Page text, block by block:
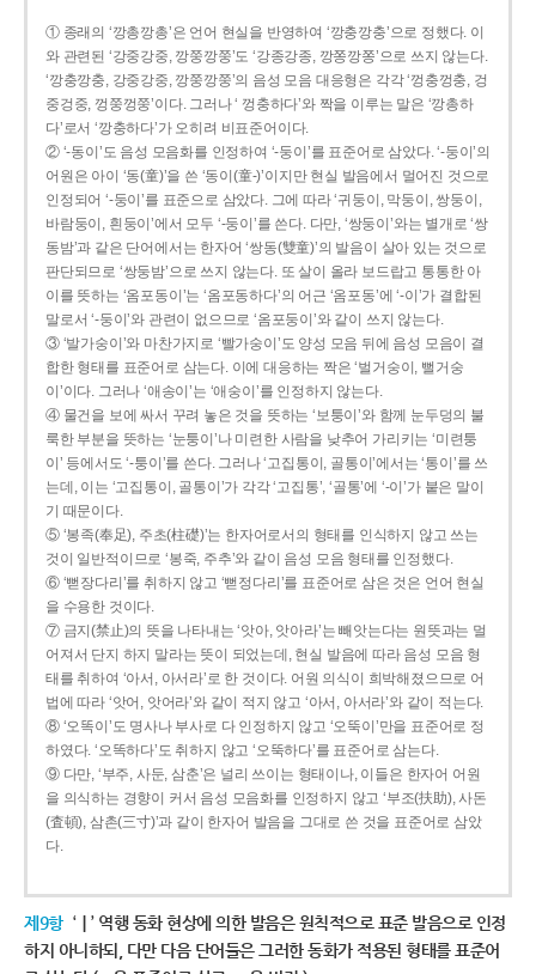
① 종래의 ‘깡총깡총’은 언어 현실을 반영하여 ‘깡충깡충’으로 정했다. 이
와 관련된 ‘강중강중, 깡쭝깡쭝’도 ‘강종강종, 깡쫑깡쫑’으로 쓰지 않는다.
‘깡충깡충, 강중강중, 깡쭝깡쭝’의 음성 모음 대응형은 각각 ‘껑충껑충, 겅
중겅중, 껑쭝껑쭝’이다. 그러나 ‘ 껑충하다’와 짝을 이루는 말은 ‘깡총하
다’로서 ‘깡충하다’가 오히려 비표준어이다.
② ‘-동이’도 음성 모음화를 인정하여 ‘-둥이’를 표준어로 삼았다. ‘-둥이’의
어원은 아이 ‘동(童)’을 쓴 ‘동이(童-)’이지만 현실 발음에서 멀어진 것으로
인정되어 ‘-둥이’를 표준으로 삼았다. 그에 따라 ‘귀둥이, 막둥이, 쌍둥이,
바람둥이, 흰둥이’에서 모두 ‘-둥이’를 쓴다. 다만, ‘쌍둥이’와는 별개로 ‘쌍
동밤’과 같은 단어에서는 한자어 ‘쌍동(雙童)’의 발음이 살아 있는 것으로
판단되므로 ‘쌍둥밤’으로 쓰지 않는다. 또 살이 올라 보드랍고 통통한 아
이를 뜻하는 ‘옴포동이’는 ‘옴포동하다’의 어근 ‘옴포동’에 ‘-이’가 결합된
말로서 ‘-둥이’와 관련이 없으므로 ‘옴포둥이’와 같이 쓰지 않는다.
③ ‘발가숭이’와 마찬가지로 ‘빨가숭이’도 양성 모음 뒤에 음성 모음이 결
합한 형태를 표준어로 삼는다. 이에 대응하는 짝은 ‘벌거숭이, 뻘거숭
이’이다. 그러나 ‘애송이’는 ‘애숭이’를 인정하지 않는다.
④ 물건을 보에 싸서 꾸려 놓은 것을 뜻하는 ‘보퉁이’와 함께 눈두덩의 불
룩한 부분을 뜻하는 ‘눈퉁이’나 미련한 사람을 낮추어 가리키는 ‘미련퉁
이’ 등에서도 ‘-퉁이’를 쓴다. 그러나 ‘고집통이, 골통이’에서는 ‘통이’를 쓰
는데, 이는 ‘고집통이, 골통이’가 각각 ‘고집통’, ‘골통’에 ‘-이’가 붙은 말이
기 때문이다.
⑤ ‘봉족(奉足), 주초(柱礎)’는 한자어로서의 형태를 인식하지 않고 쓰는
것이 일반적이므로 ‘봉죽, 주추’와 같이 음성 모음 형태를 인정했다.
⑥ ‘뻗장다리’를 취하지 않고 ‘뻗정다리’를 표준어로 삼은 것은 언어 현실
을 수용한 것이다.
⑦ 금지(禁止)의 뜻을 나타내는 ‘앗아, 앗아라’는 빼앗는다는 원뜻과는 멀
어져서 단지 하지 말라는 뜻이 되었는데, 현실 발음에 따라 음성 모음 형
태를 취하여 ‘아서, 아서라’로 한 것이다. 어원 의식이 희박해졌으므로 어
법에 따라 ‘앗어, 앗어라’와 같이 적지 않고 ‘아서, 아서라’와 같이 적는다.
⑧ ‘오똑이’도 명사나 부사로 다 인정하지 않고 ‘오뚝이’만을 표준어로 정
하였다. ‘오똑하다’도 취하지 않고 ‘오뚝하다’를 표준어로 삼는다.
⑨ 다만, ‘부주, 사둔, 삼춘’은 널리 쓰이는 형태이나, 이들은 한자어 어원
을 의식하는 경향이 커서 음성 모음화를 인정하지 않고 ‘부조(扶助), 사돈
(査頓), 삼촌(三寸)’과 같이 한자어 발음을 그대로 쓴 것을 표준어로 삼았
다.
제9항 ‘ㅣ’ 역행 동화 현상에 의한 발음은 원칙적으로 표준 발음으로 인정
하지 아니하되, 다만 다음 단어들은 그러한 동화가 적용된 형태를 표준어